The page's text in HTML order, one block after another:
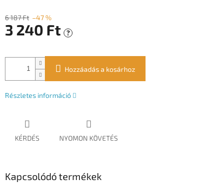
6 187 Ft –47 %
3 240 Ft ?
Hozzáadás a kosárhoz
Részletes információ
KÉRDÉS NYOMON KÖVETÉS
Kapcsolódó termékek